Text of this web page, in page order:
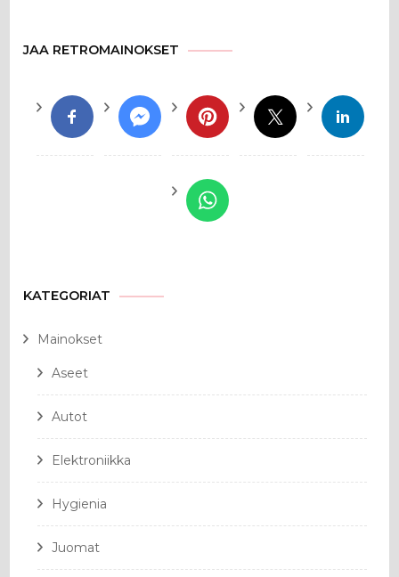
JAA RETROMAINOKSET
KATEGORIAT
Mainokset
Aseet
Autot
Elektroniikka
Hygienia
Juomat